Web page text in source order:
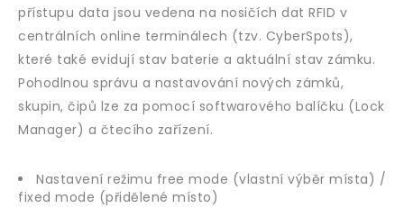
přístupu data jsou vedena na nosičích dat RFID v
centrálních online terminálech (tzv. CyberSpots),
které také evidují stav baterie a aktuální stav zámku.
Pohodlnou správu a nastavování nových zámků,
skupin, čipů lze za pomocí softwarového balíčku (Lock
Manager) a čtecího zařízení.
Nastavení režimu free mode (vlastní výběr místa) /
fixed mode (přidělené místo)